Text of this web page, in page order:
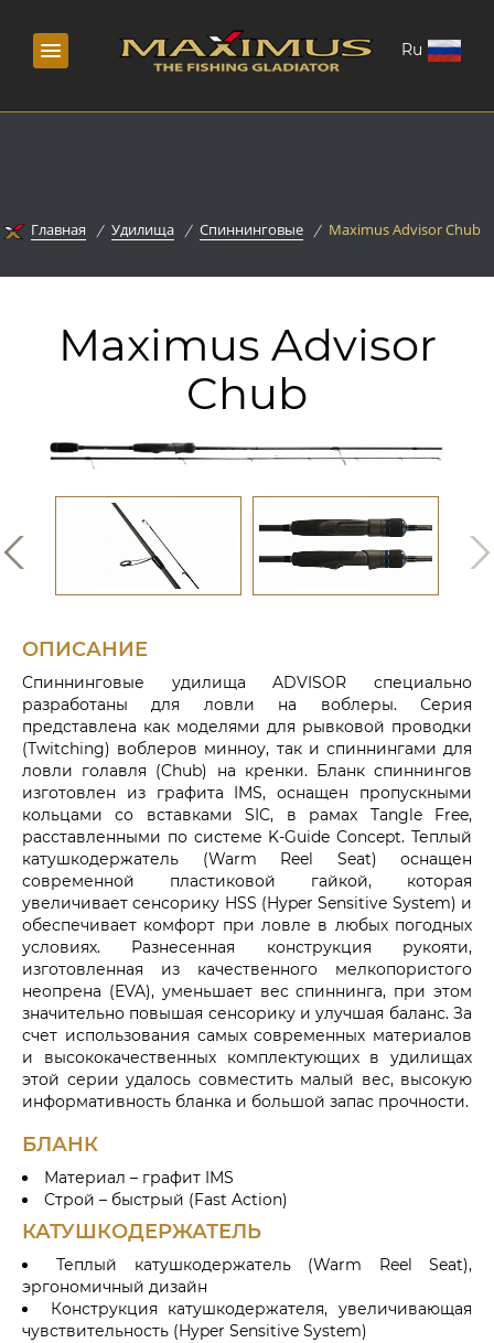
Ru
Главная Удилища Спиннинговые Maximus Advisor Chub
Maximus Advisor
Chub
ОПИСАНИЕ
Спиннинговые удилища ADVISOR специально
разработаны для ловли на воблеры. Серия
представлена как моделями для рывковой проводки
(Twitching) воблеров минноу, так и спиннингами для
ловли голавля (Chub) на кренки. Бланк спиннингов
изготовлен из графита IMS, оснащен пропускными
кольцами со вставками SIC, в рамах Tangle Free,
расставленными по системе K-Guide Concept. Теплый
катушкодержатель (Warm Reel Seat) оснащен
современной пластиковой гайкой, которая
увеличивает сенсорику HSS (Hyper Sensitive System) и
обеспечивает комфорт при ловле в любых погодных
условиях. Разнесенная конструкция рукояти,
изготовленная из качественного мелкопористого
неопрена (EVA), уменьшает вес спиннинга, при этом
значительно повышая сенсорику и улучшая баланс. За
счет использования самых современных материалов
и высококачественных комплектующих в удилищах
этой серии удалось совместить малый вес, высокую
информативность бланка и большой запас прочности.
БЛАНК
Материал – графит IMS
Строй – быстрый (Fast Action)
КАТУШКОДЕРЖАТЕЛЬ
Теплый катушкодержатель (Warm Reel Seat),
эргономичный дизайн
Конструкция катушкодержателя, увеличивающая
чувствительность (Hyper Sensitive System)